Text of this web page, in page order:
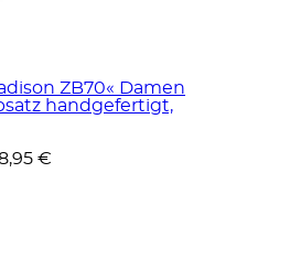
ZB70« Damen
handgefertigt,
€